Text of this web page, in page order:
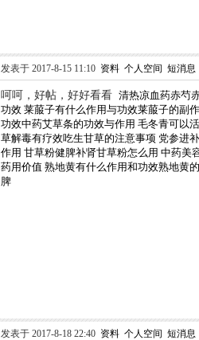
发表于 2017-8-15 11:10 资料 个人空间 短消息
呵呵，好帖，好好看看 清热凉血药赤芍
功效 莱菔子有什么作用与功效莱菔子的副
功效中药艾草条的功效与作用 毛冬青可以
草解毒有疗效吃生甘草的注意事项 党参进
作用 甘草粉健脾补肾甘草粉怎么用 中药美
药用价值 熟地黄有什么作用和功效熟地黄
脾
发表于 2017-8-18 22:40 资料 个人空间 短消息